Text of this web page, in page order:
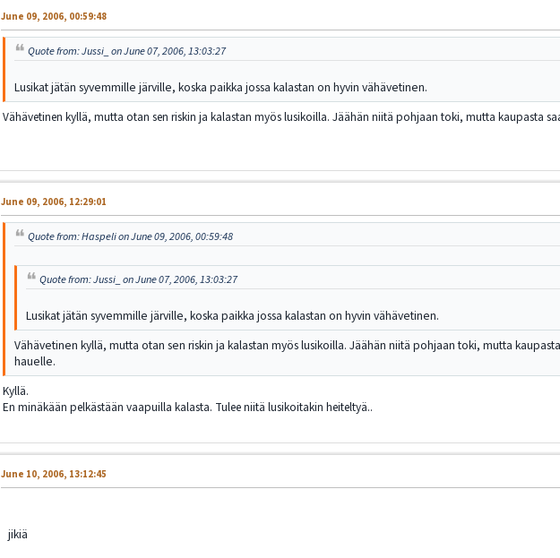
June 09, 2006, 00:59:48
Quote from: Jussi_ on June 07, 2006, 13:03:27
Lusikat jätän syvemmille järville, koska paikka jossa kalastan on hyvin vähävetinen.
Vähävetinen kyllä, mutta otan sen riskin ja kalastan myös lusikoilla. Jäähän niitä pohjaan toki, mutta kaupasta
June 09, 2006, 12:29:01
Quote from: Haspeli on June 09, 2006, 00:59:48
Quote from: Jussi_ on June 07, 2006, 13:03:27
Lusikat jätän syvemmille järville, koska paikka jossa kalastan on hyvin vähävetinen.
Vähävetinen kyllä, mutta otan sen riskin ja kalastan myös lusikoilla. Jäähän niitä pohjaan toki, mutta
hauelle.
Kyllä.
En minäkään pelkästään vaapuilla kalasta. Tulee niitä lusikoitakin heiteltyä..
June 10, 2006, 13:12:45
jikiä